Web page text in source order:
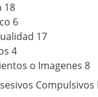
18
6
17
4
o Imagenes 8
Compulsivos